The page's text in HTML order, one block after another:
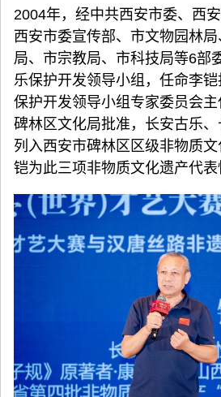
2004年，经中共西安市委、西
西安市委宣传部、市文物园林
局、市宗教局、市科技局等6部
乐保护开发领导小组，任命李
保护开发领导小组专家委员会
碑林区文化局批准，长安古乐
列入西安市碑林区区级非物质
铠为此三项非物质文化遗产代表